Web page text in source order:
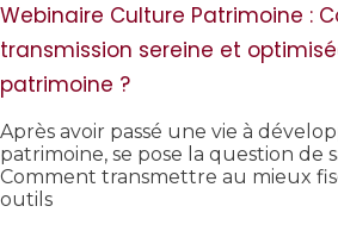
Webinaire Culture Patrimoine :
transmission sereine et
patrimoine ?
Après avoir passé une vie à
patrimoine, se pose la question de
Comment transmettre au mieux
outils